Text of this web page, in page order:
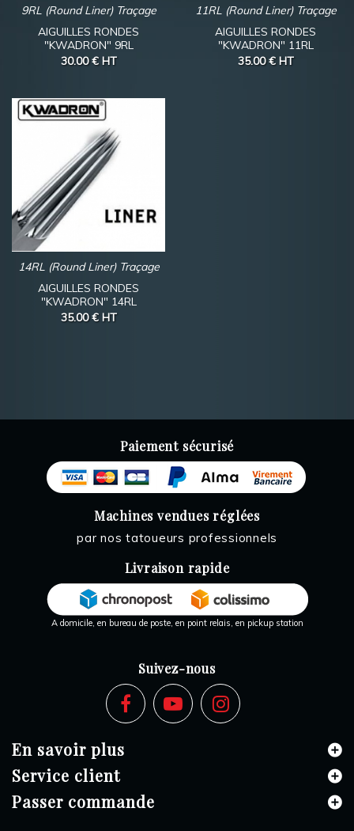
9RL (Round Liner) Traçage
AIGUILLES RONDES
"KWADRON" 9RL
30.00 € HT
11RL (Round Liner) Traçage
AIGUILLES RONDES
"KWADRON" 11RL
35.00 € HT
14RL (Round Liner) Traçage
AIGUILLES RONDES
"KWADRON" 14RL
35.00 € HT
Paiement sécurisé
Machines vendues réglées
par nos tatoueurs professionnels
Livraison rapide
A domicile, en bureau de poste, en point relais, en pickup station
Suivez-nous
En savoir plus
Service client
Passer commande